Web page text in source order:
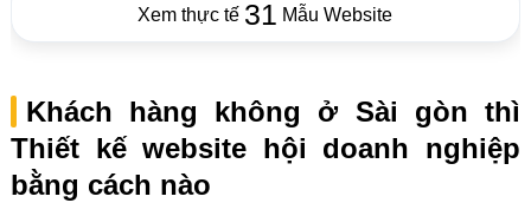
Xem thực tế 31 Mẫu Website
Khách hàng không ở Sài gòn thì
Thiết kế website hội doanh nghiệp
bằng cách nào